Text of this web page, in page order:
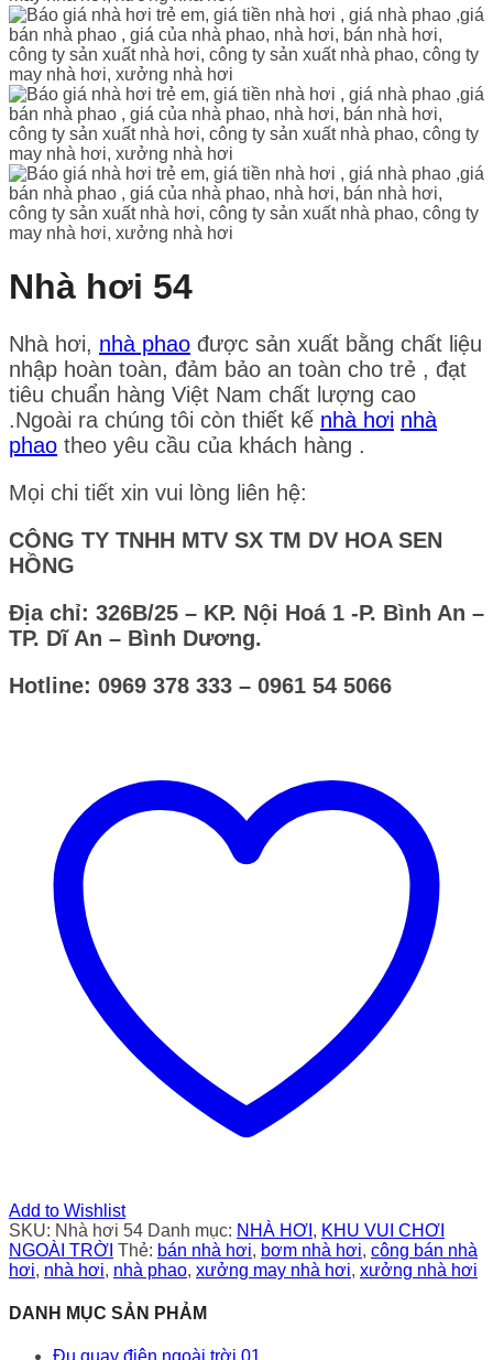
Nhà hơi 54
Nhà hơi, nhà phao được sản xuất bằng chất liệu
nhập hoàn toàn, đảm bảo an toàn cho trẻ , đạt
tiêu chuẩn hàng Việt Nam chất lượng cao
.Ngoài ra chúng tôi còn thiết kế nhà hơi nhà
phao theo yêu cầu của khách hàng .
Mọi chi tiết xin vui lòng liên hệ:
CÔNG TY TNHH MTV SX TM DV HOA SEN
HỒNG
Địa chỉ: 326B/25 – KP. Nội Hoá 1 -P. Bình An –
TP. Dĩ An – Bình Dương.
Hotline: 0969 378 333 – 0961 54 5066
Add to Wishlist
SKU: Nhà hơi 54 Danh mục: NHÀ HƠI , KHU VUI CHƠI
NGOÀI TRỜI Thẻ: bán nhà hơi, bơm nhà hơi, công bán nhà
hơi, nhà hơi, nhà phao, xưởng may nhà hơi, xưởng nhà hơi
DANH MỤC SẢN PHẢM